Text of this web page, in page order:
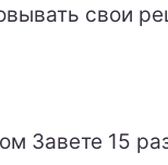
свои
Завете 15